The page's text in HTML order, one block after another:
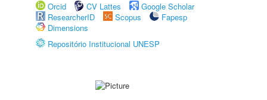
Orcid
CV Lattes
Google Scholar
ResearcherID
Scopus
Fapesp
Dimensions
Repositório Institucional UNESP